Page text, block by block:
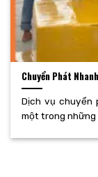
Chuyển Phát
Dịch vụ chuyển
một trong những